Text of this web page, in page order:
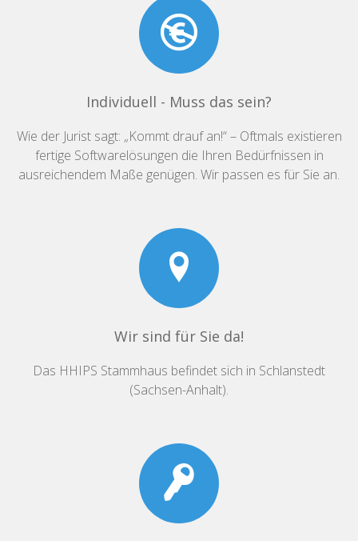
Individuell - Muss das sein?
Wie der Jurist sagt: „Kommt drauf an!“ – Oftmals existieren
fertige Softwarelösungen die Ihren Bedürfnissen in
ausreichendem Maße genügen. Wir passen es für Sie an.
Wir sind für Sie da!
Das HHIPS Stammhaus befindet sich in Schlanstedt
(Sachsen-Anhalt).